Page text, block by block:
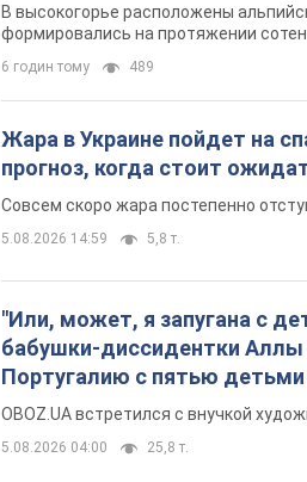
В высокогорье расположены
формировались на протяжении
6 годин тому 489
Жара в Украине пойдет на
прогноз, когда стоит
Совсем скоро жара постепенно
5.08.2026 14:59 5,8 т.
"Или, может, я запугана с
бабушки-диссидентки Аллы
Португалию с пятью детьми
OBOZ.UA встретился с внучкой
5.08.2026 04:00 25,8 т.